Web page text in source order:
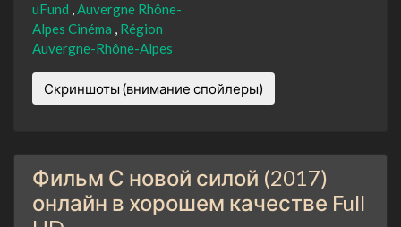
uFund Auvergne Rhône-
Alpes Cinéma
Région
Auvergne-Rhône-Alpes
Скриншоты (внимание спойлеры)
Фильм С новой силой (2017)
онлайн в хорошем качестве Full